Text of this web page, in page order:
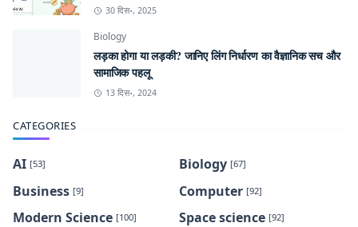
30 दिस॰, 2025
Biology
लड़का होगा या लड़की? जानिए लिंग निर्धारण का वैज्ञानिक सच और
सामाजिक पहलू
13 दिस॰, 2024
CATEGORIES
AI [53] Biology [67]
Business [9] Computer [92]
Modern Science [100] Space science [92]